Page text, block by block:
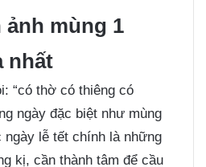
mùng 1
nhất
“có thờ có thiêng có
ngày đặc biệt như mùng
ngày lễ tết chính là những
kị, cần thành tâm để cầu